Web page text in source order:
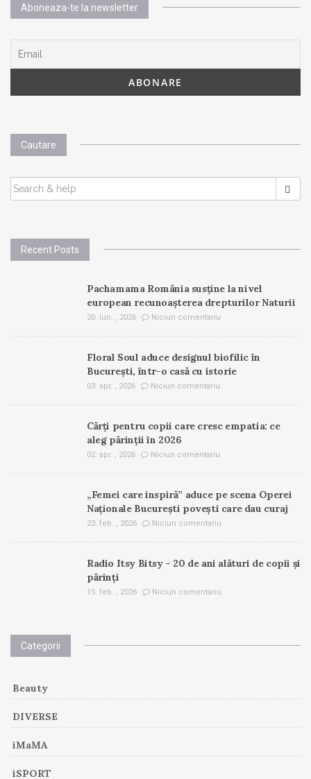
Aboneaza-te la newsletter
Cautare
SEARCH
FOR:
Recent Posts
Pachamama România susține la nivel
european recunoașterea drepturilor Naturii
20. iun. , 2026 Niciun comentariu
Floral Soul aduce designul biofilic în
București, într-o casă cu istorie
03. apr. , 2026 Niciun comentariu
Cărți pentru copii care cresc empatia: ce
aleg părinții în 2026
02. apr. , 2026 Niciun comentariu
„Femei care inspiră” aduce pe scena Operei
Naționale București povești care dau curaj
23. feb. , 2026 Niciun comentariu
Radio Itsy Bitsy – 20 de ani alături de copii și
părinți
15. feb. , 2026 Niciun comentariu
Categorii
Beauty
DIVERSE
iMaMA
iSPORT